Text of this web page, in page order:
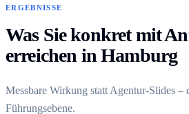
ERGEBNISSE
Was Sie konkret mit
erreichen in Hamburg
Messbare Wirkung statt Agentur-Slides –
Führungsebene.